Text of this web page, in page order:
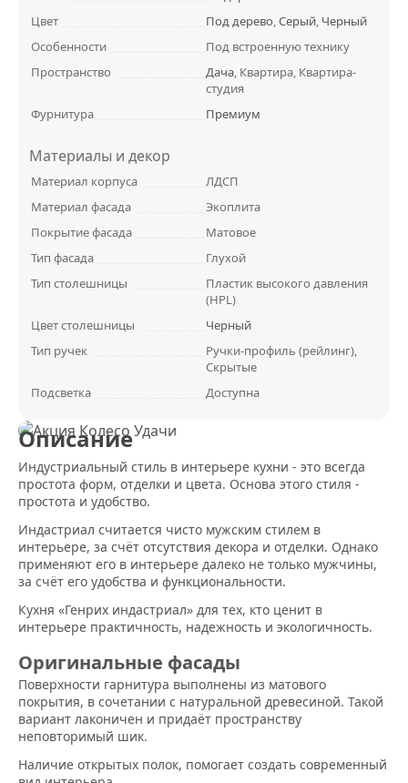
Цвет
Под дерево,Серый, Черный
Особенности
Под встроенную технику
Пространство
Дача, Квартира, Квартира-
студия
Фурнитура
Премиум
Материалы и декор
Материал корпуса
ЛДСП
Материал фасада
Экоплита
Покрытие фасада
Матовое
Тип фасада
Глухой
Тип столешницы
Пластик высокого давления
(HPL)
Цвет столешницы
Черный
Тип ручек
Ручки-профиль (рейлинг),
Скрытые
Подсветка
Доступна
Описание
Индустриальный стиль в интерьере кухни - это всегда
простота форм, отделки и цвета. Основа этого стиля -
простота и удобство.
Индастриал считается чисто мужским стилем в
интерьере, за счёт отсутствия декора и отделки. Однако
применяют его в интерьере далеко не только мужчины,
за счёт его удобства и функциональности.
Кухня «Генрих индастриал» для тех, кто ценит в
интерьере практичность, надежность и экологичность.
Оригинальные фасады
Поверхности гарнитура выполнены из матового
покрытия, в сочетании с натуральной древесиной. Такой
вариант лаконичен и придаёт пространству
неповторимый шик.
Наличие открытых полок, помогает создать современный